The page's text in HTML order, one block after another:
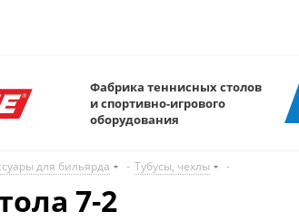
Фабрика теннисных столов
и спортивно-игрового
оборудования
для бильярда - Тубусы, чехлы -
7-2